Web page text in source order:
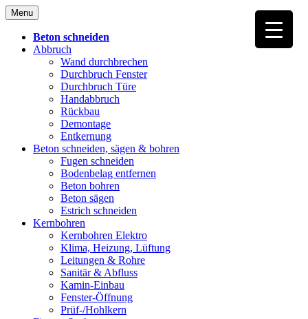
Skip
to
content
Menu
Beton schneiden
Abbruch
Wand durchbrechen
Durchbruch Fenster
Durchbruch Türe
Handabbruch
Rückbau
Demontage
Entkernung
Beton schneiden, sägen & bohren
Fugen schneiden
Bodenbelag entfernen
Beton bohren
Beton sägen
Estrich schneiden
Kernbohren
Kernbohren Elektro
Klima, Heizung, Lüftung
Leitungen & Rohre
Sanitär & Abfluss
Kamin-Einbau
Fenster-Öffnung
Prüf-/Hohlkern